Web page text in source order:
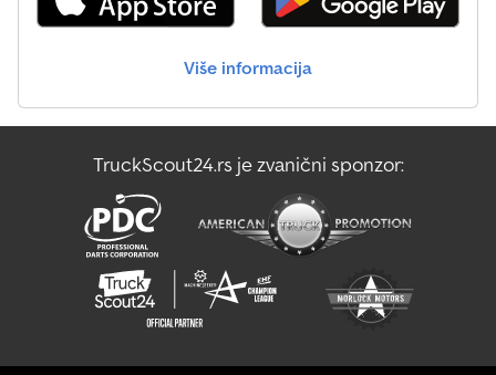
Mercedes-Benz Unimog
Mercedes-Benz Vario
Transporter Za Staklo
Маневарско Возило
Više informacija
TruckScout24.rs je zvanični sponzor: